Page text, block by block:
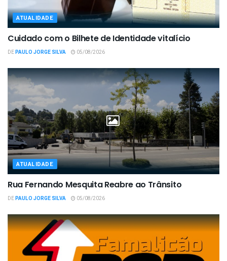
ATUALIDADE
Cuidado com o Bilhete de Identidade vitalício
DEPAULO JORGE SILVA 05/08/2026
ATUALIDADE
Rua Fernando Mesquita Reabre ao Trânsito
DEPAULO JORGE SILVA 05/08/2026